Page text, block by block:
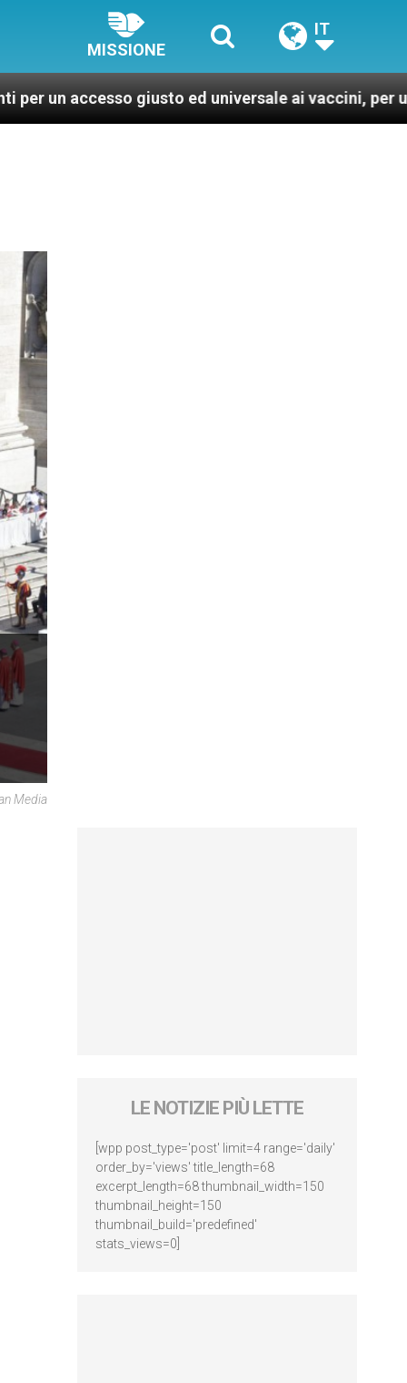
MISSIONE
IT
giusto ed universale ai vaccini, per un mondo più
Media
LE NOTIZIE PIÙ LETTE
[wpp post_type='post' limit=4 range='daily'
order_by='views' title_length=68
excerpt_length=68 thumbnail_width=150
thumbnail_height=150
thumbnail_build='predefined'
stats_views=0]